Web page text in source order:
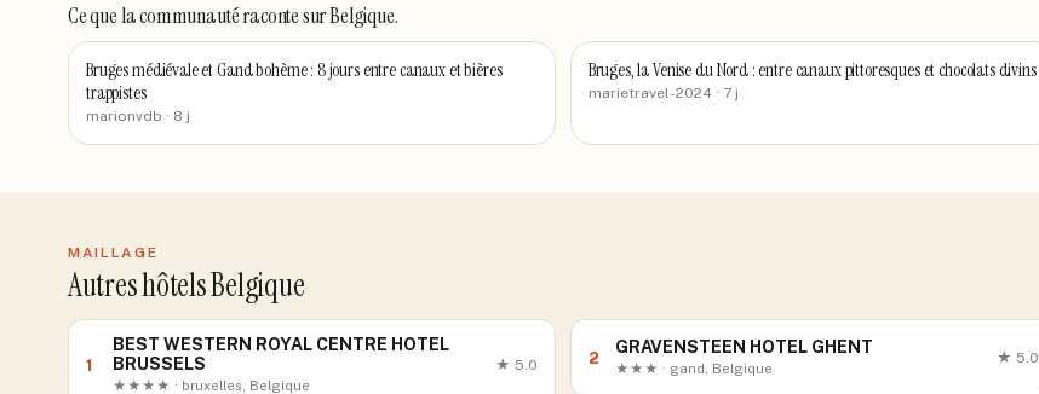
Ce que la communauté racontesur Belgique.
Bruges médiévale et Gand bohème : 8 jours entre canaux et bières
trappistes
marionvdb · 8 j
Bruges, la Venise du Nord : entre canaux pittoresques et chocolats divins
marietravel-2024· 7 j
MAILLAGE
Autres hôtels Belgique
1
BEST WESTERN ROYAL CENTRE HOTEL
BRUSSELS
★★★★ · bruxelles, Belgique
★ 5.0 2
GRAVENSTEEN HOTEL GHENT
★★★ · gand, Belgique
★ 5.0